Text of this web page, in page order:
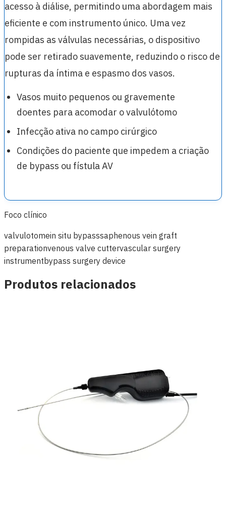
acesso à diálise, permitindo uma abordagem mais
eficiente e com instrumento único. Uma vez
rompidas as válvulas necessárias, o dispositivo
pode ser retirado suavemente, reduzindo o risco de
rupturas da íntima e espasmo dos vasos.
Vasos muito pequenos ou gravemente
doentes para acomodar o valvulótomo
Infecção ativa no campo cirúrgico
Condições do paciente que impedem a criação
de bypass ou fístula AV
Foco clínico
valvulotomein situ bypasssaphenous vein graft
preparationvenous valve cuttervascular surgery
instrument bypass surgery device
Produtos relacionados